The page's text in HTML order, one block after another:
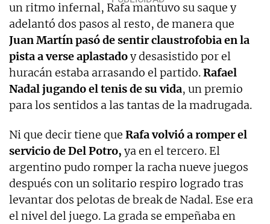
un ritmo infernal, Rafa mantuvo su saque y
adelantó dos pasos al resto, de manera que
Juan Martín pasó de sentir claustrofobia en la
pista a verse aplastadoy desasistido por el
huracán estaba arrasando el partido.Rafael
Nadal jugando el tenis de su vida, un premio
para los sentidos a las tantas de la madrugada.
Ni que decir tiene que Rafa volvió a romper el
servicio de Del Potro, ya en el tercero. El
argentino pudo romper la racha nueve juegos
después con un solitario respiro logrado tras
levantar dos pelotas de break de Nadal. Ese era
el nivel del juego. La grada se empeñaba en